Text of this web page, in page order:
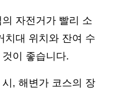
자전거가 빨리 소
치대 위치와 잔여 수
이 좋습니다.
, 해변가 코스의 장